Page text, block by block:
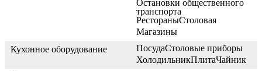
Остановки общественного
транспорта
РестораныСтоловая
Магазины
Кухонное оборудование
ПосудаСтоловые приборы
ХолодильникПлитаЧайник